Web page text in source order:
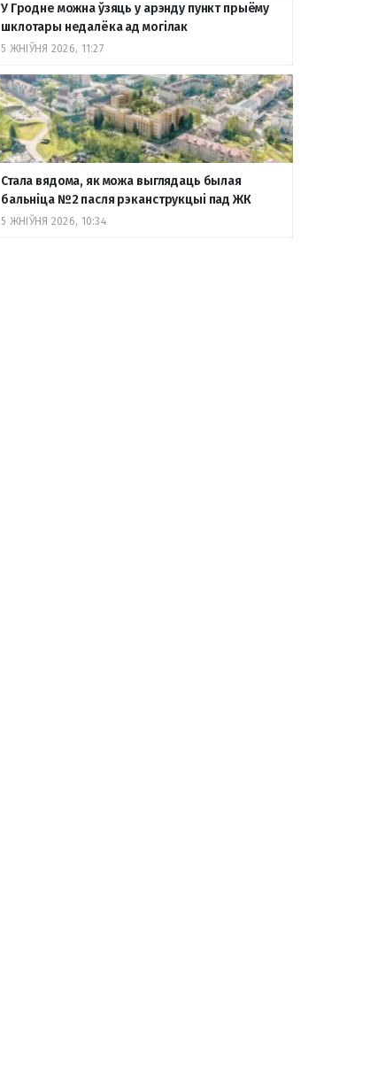
У Гродне можна ўзяць у арэнду пункт прыёму
шклотары недалёка ад могілак
5 ЖНІЎНЯ 2026, 11:27
Стала вядома, як можа выглядаць былая
бальніца №2 пасля рэканструкцыі пад ЖК
5 ЖНІЎНЯ 2026, 10:34